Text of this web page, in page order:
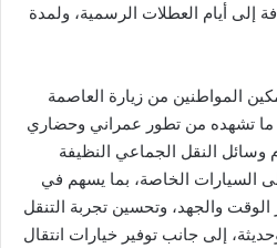
إلى أيام العطلات الرسمية، ولمدة
المواطنين من زيارة العاصمة
ما تشهده من تطور عمراني وحضاري
النقل الجماعي النظيفة
السيارات الخاصة، بما يسهم في
والجهد، وتحسين تجربة التنقل
إلى جانب توفير خيارات انتقال